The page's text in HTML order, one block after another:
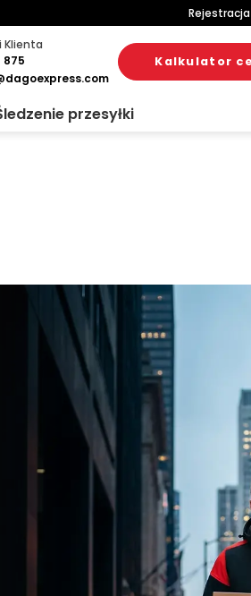
Rejestracja
Klienta
875
Kalkulator
przesyłki